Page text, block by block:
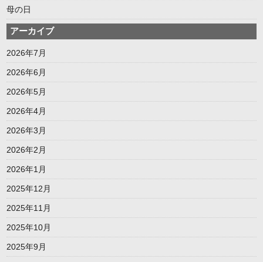
母の日
アーカイブ
2026年7月
2026年6月
2026年5月
2026年4月
2026年3月
2026年2月
2026年1月
2025年12月
2025年11月
2025年10月
2025年9月